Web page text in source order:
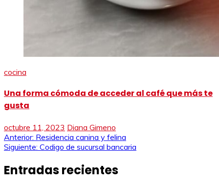
cocina
Una forma cómoda de acceder al café que más te
gusta
octubre 11, 2023 Diana Gimeno
Navegación
entradas
Anterior: Residencia canina y felina
Siguiente: Codigo de sucursal bancaria
Entradas recientes